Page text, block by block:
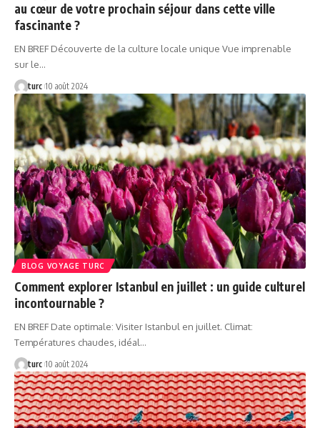
au cœur de votre prochain séjour dans cette ville
fascinante ?
EN BREF Découverte de la culture locale unique Vue imprenable
sur le…
turc 10 août 2024
BLOG VOYAGE TURC
Comment explorer Istanbul en juillet : un guide culturel
incontournable ?
EN BREF Date optimale: Visiter Istanbul en juillet. Climat:
Températures chaudes, idéal…
turc 10 août 2024